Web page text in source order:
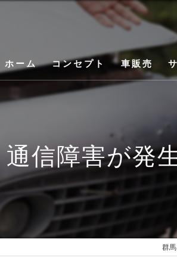
ホーム コンセプト 車販売
信障害が発
群